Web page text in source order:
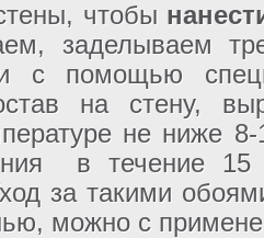
чтобы
заделываем
с помощью
на стену,
не ниже
в течение
за такими
можно с